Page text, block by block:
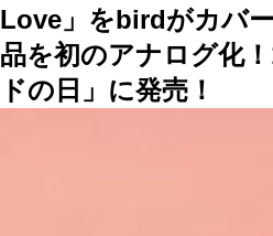
Love」をbirdがカバ
品を初のアナログ化
ドの日」に発売！